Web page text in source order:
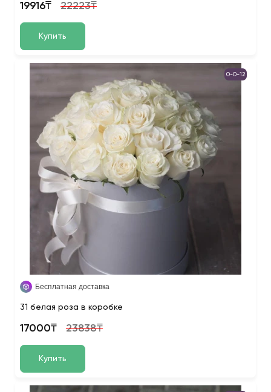
19916₸ 22223₸
Купить
0-0-12
Бесплатная доставка
31 белая роза в коробке
17000₸ 23838₸
Купить